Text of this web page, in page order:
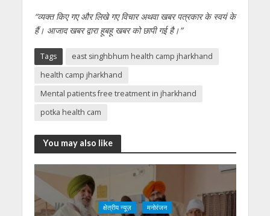
“व्यक्त किए गए और लिखे गए विचार अथवा खबर पत्रकार के स्वयं के
हैं। आजाद खबर द्वारा हूबहू खबर को छापी गई है।”
Tags
east singhbhum health camp jharkhand
health camp jharkhand
Mental patients free treatment in jharkhand
potka health cam
You may also like
क्षेत्रीय न्यूज़ मनोरंजन